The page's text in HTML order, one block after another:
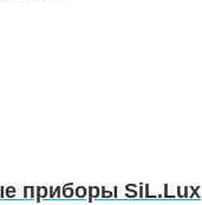
приборы SiL.Lux